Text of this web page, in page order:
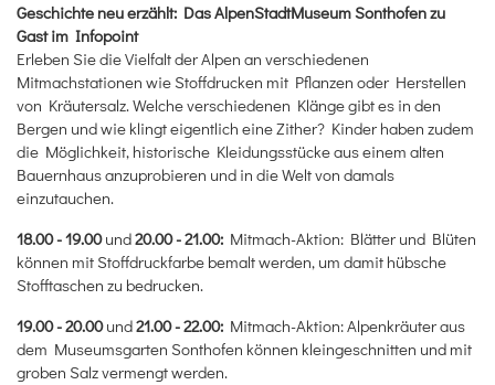
Geschichte neu erzählt: Das AlpenStadtMuseum Sonthofen zu
Gast im Infopoint
Erleben Sie die Vielfalt der Alpen an verschiedenen
Mitmachstationen wie Stoffdrucken mit Pflanzen oder Herstellen
von Kräutersalz. Welche verschiedenen Klänge gibt es in den
Bergen und wie klingt eigentlich eine Zither? Kinder haben zudem
die Möglichkeit, historische Kleidungsstücke aus einem alten
Bauernhaus anzuprobieren und in die Welt von damals
einzutauchen.
18.00 - 19.00und20.00 - 21.00: Mitmach-Aktion: Blätter und Blüten
können mit Stoffdruckfarbe bemalt werden, um damit hübsche
Stofftaschen zu bedrucken.
19.00 - 20.00und21.00 - 22.00: Mitmach-Aktion: Alpenkräuter aus
dem Museumsgarten Sonthofen können kleingeschnitten und mit
groben Salz vermengt werden.